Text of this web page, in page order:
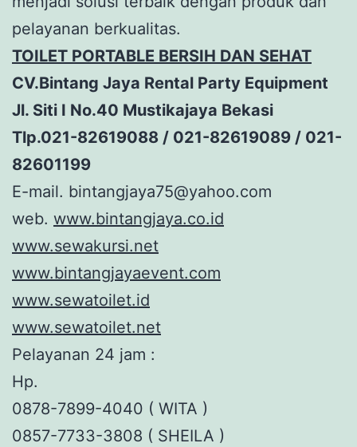
pelayanan berkualitas.
TOILET PORTABLE BERSIH DAN SEHAT
CV.Bintang Jaya Rental Party Equipment
Jl. Siti I No.40 Mustikajaya Bekasi
Tlp.021-82619088 / 021-82619089 / 021-
82601199
E-mail. bintangjaya75@yahoo.com
web. www.bintangjaya.co.id
www.sewakursi.net
www.bintangjayaevent.com
www.sewatoilet.id
www.sewatoilet.net
Pelayanan 24 jam :
Hp.
0878-7899-4040 ( WITA )
0857-7733-3808 ( SHEILA )